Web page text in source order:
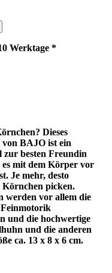
Werktage *
Dieses
BAJO ist ein
zur besten Freundin
mit dem Körper vor
Je mehr, desto
Körnchen picken.
werden vor allem die
und die hochwertige
und die anderen
ca. 13 x 8 x 6 cm.